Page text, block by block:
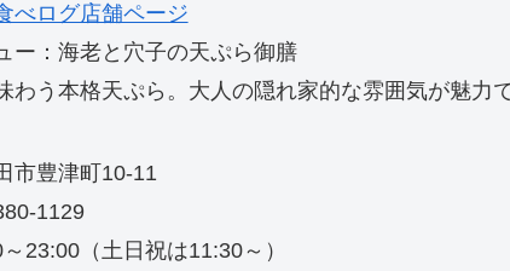
べログ店舗ページ
ー：海老と穴子の天ぷら御膳
わう本格天ぷら。大人の隠れ家的な雰囲気が魅力で
市豊津町10-11
1129
23:00（土日祝は11:30～）